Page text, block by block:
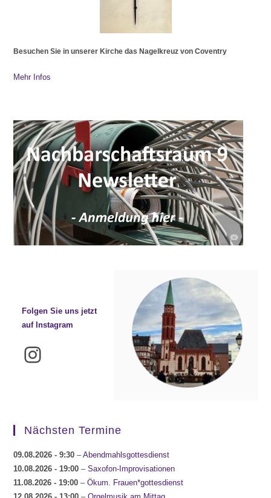
Besuchen Sie in unserer Kirche das Nagelkreuz von Coventry
Mehr Infos
Folgen Sie uns jetzt
auf Instagram
Instagram
Nächsten Termine
09.08.2026 - 9:30 –Abendmahlsgottesdienst
10.08.2026 - 19:00 –Saxofon-Improvisationen
11.08.2026 - 19:00 –Ökum. Frauen*gottesdienst